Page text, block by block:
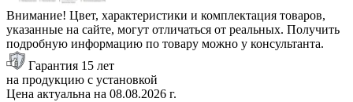
Внимание! Цвет, характеристики и комплектация товаров,
указанные на сайте, могут отличаться от реальных. Получить
подробную информацию по товару можно у консультанта.
Гарантия 15 лет
на продукцию с установкой
Цена актуальна на 08.08.2026 г.